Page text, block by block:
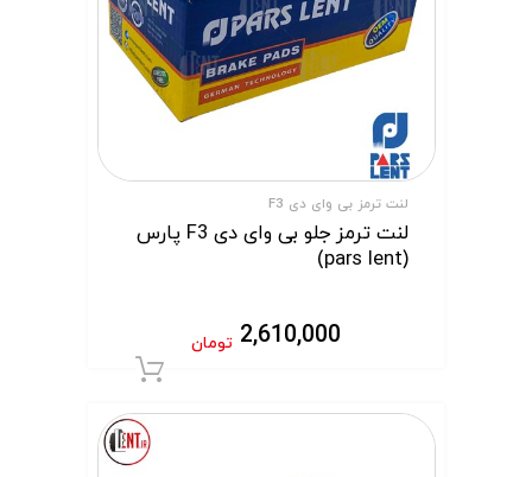
لنت ترمز بی وای دی F3
لنت ترمز جلو بی وای دی F3 پارس
(pars lent)
2,610,000 تومان